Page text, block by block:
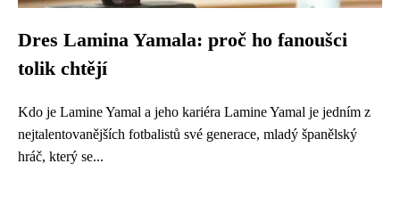
Dres Lamina Yamala: proč ho fanoušci
tolik chtějí
Kdo je Lamine Yamal a jeho kariéra Lamine Yamal je jedním z
nejtalentovanějších fotbalistů své generace, mladý španělský
hráč, který se...